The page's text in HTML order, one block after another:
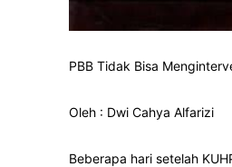
PBB Tidak Bisa
Oleh : Dwi Cahya Alfarizi
Beberapa hari setelah